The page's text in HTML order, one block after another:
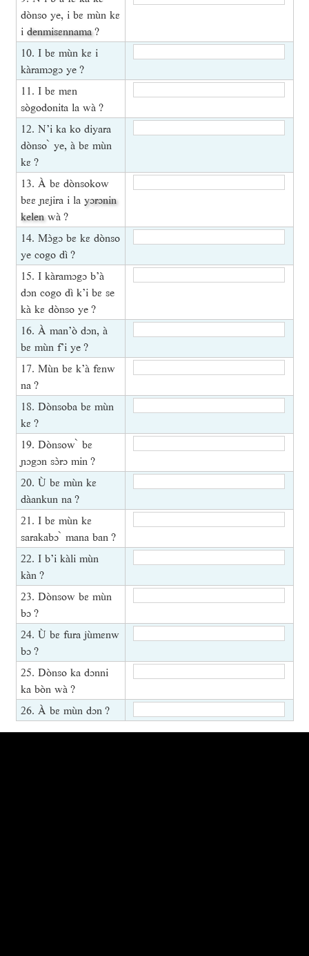
dònso ye, i bɛ mùn kɛ
i denmisɛnnama?
10. I bɛ mùn kɛ i
kàramɔgɔ ye ?
11. I bɛ mɛn
sògodonita la wà ?
12. N’i ka ko diyara
dònso ̀ ye, à bɛ mùn
kɛ ?
13. À bɛ dònsokow
bɛɛ ɲɛjira i la yɔrɔnin
kelenwà ?
14. Mɔ̀gɔ bɛ kɛ dònso
ye cogo dì ?
15. I kàramɔgɔ b’à
dɔn cogo dì k’i bɛ se
kà kɛ dònso ye ?
16. À man’ò dɔn, à
bɛ mùn f’i ye ?
17. Mùn bɛ k’à fɛnw
na ?
18. Dònsoba bɛ mùn
kɛ ?
19. Dònsow ̀ bɛ
ɲɔgɔn sɔ̀rɔ min ?
20. Ù bɛ mùn kɛ
dàankun na ?
21. I bɛ mùn kɛ
sarakabɔ ̀ mana ban ?
22. I b’i kàli mùn
kàn ?
23. Dònsow bɛ mùn
bɔ ?
24. Ù bɛ fura jùmɛnw
bɔ ?
25. Dònso ka dɔnni
ka bòn wà ?
26. À bɛ mùn dɔn ?